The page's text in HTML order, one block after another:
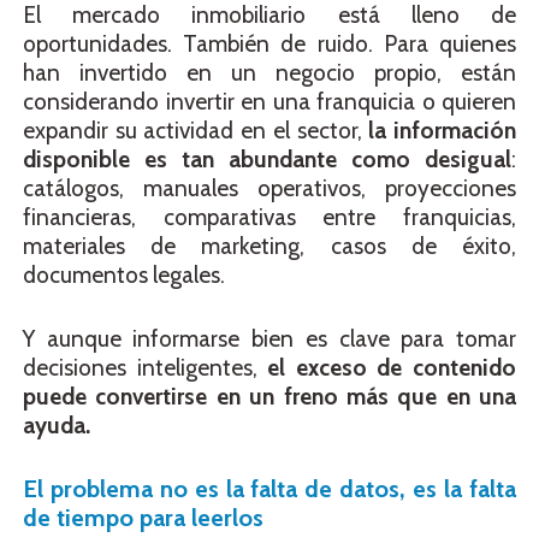
El mercado inmobiliario está lleno de
oportunidades. También de ruido. Para quienes
han invertido en un negocio propio, están
considerando invertir en una franquicia o quieren
expandir su actividad en el sector, la información
disponible es tan abundante como desigual:
catálogos, manuales operativos, proyecciones
financieras, comparativas entre franquicias,
materiales de marketing, casos de éxito,
documentos legales.
Y aunque informarse bien es clave para tomar
decisiones inteligentes, el exceso de contenido
puede convertirse en un freno más que en una
ayuda.
El problema no es la falta de datos, es la falta
de tiempo para leerlos